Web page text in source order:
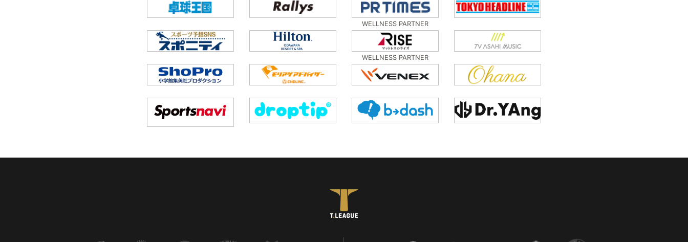
WELLNESS PARTNER
WELLNESS PARTNER